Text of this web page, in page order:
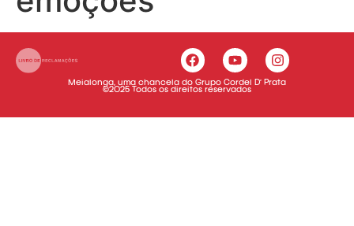
Meialonga, uma chancela do Grupo Cordel D’ Prata
©2025 Todos os direitos reservados